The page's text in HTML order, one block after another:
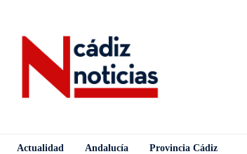
Actualidad Andalucía Provincia Cádiz